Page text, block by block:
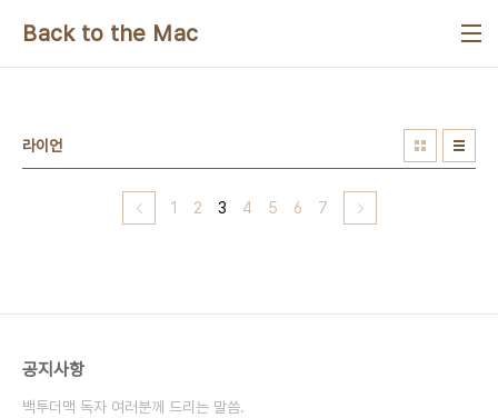
Back to the Mac
라이언
1 2 3 4 5 6 7
공지사항
백투더맥 독자 여러분께 드리는 말씀.